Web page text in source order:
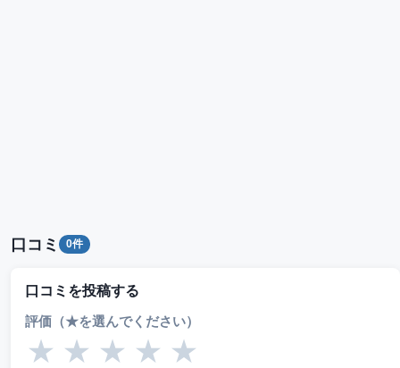
口コミ 0件
口コミを投稿する
評価（★を選んでください）
★ ★ ★ ★ ★